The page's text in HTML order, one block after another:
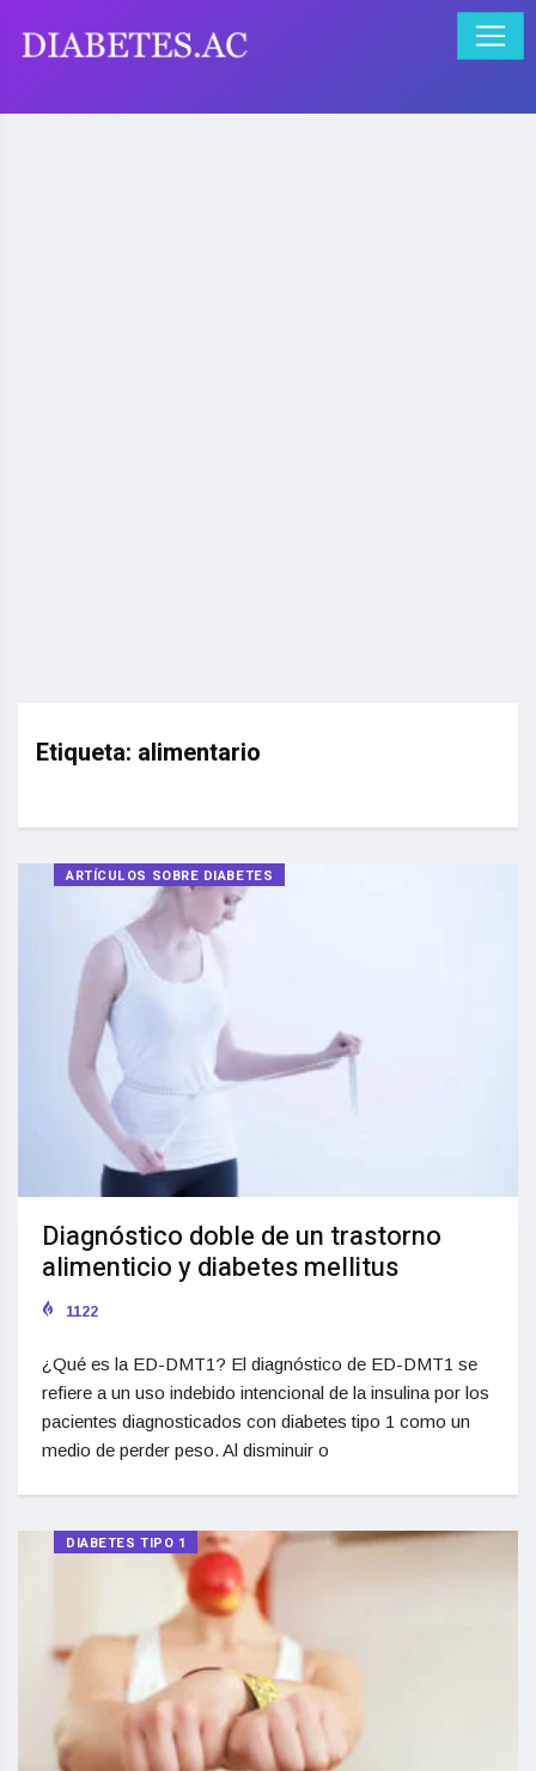
Etiqueta: alimentario
ARTÍCULOS SOBRE DIABETES
Diagnóstico doble de un trastorno
alimenticio y diabetes mellitus
1122
¿Qué es la ED-DMT1? El diagnóstico de ED-DMT1 se
refiere a un uso indebido intencional de la insulina por los
pacientes diagnosticados con diabetes tipo 1 como un
medio de perder peso. Al disminuir o
DIABETES TIPO 1